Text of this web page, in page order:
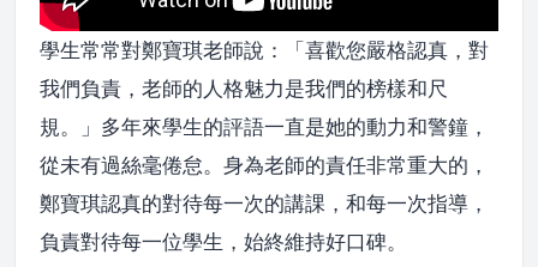
學生常常對鄭寶琪老師說：「喜歡您嚴格認真，對
我們負責，老師的人格魅力是我們的榜樣和尺
規。」多年來學生的評語一直是她的動力和警鐘，
從未有過絲毫倦怠。身為老師的責任非常重大的，
鄭寶琪認真的對待每一次的講課，和每一次指導，
負責對待每一位學生，始終維持好口碑。